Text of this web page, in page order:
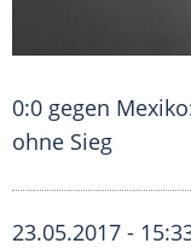
0:0 gegen
ohne Sieg
23.05.2017 -